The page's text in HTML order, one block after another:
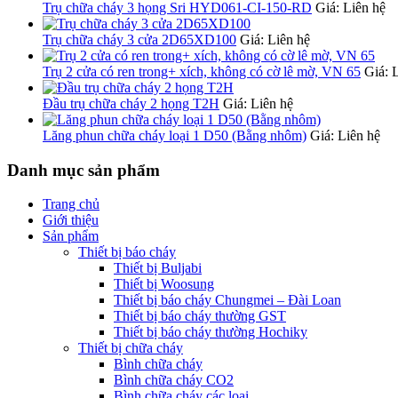
Trụ chữa cháy 3 họng Sri HYD061-CI-150-RD Giá: Liên hệ
Trụ chữa cháy 3 cửa 2D65XD100 Giá: Liên hệ
Trụ 2 cửa có ren trong+ xích, không có cờ lê mờ, VN 65 Giá:
Đầu trụ chữa cháy 2 họng T2H Giá: Liên hệ
Lăng phun chữa cháy loại 1 D50 (Bằng nhôm) Giá: Liên hệ
Danh mục sản phẩm
Trang chủ
Giới thiệu
Sản phẩm
Thiết bị báo cháy
Thiết bị Buljabi
Thiết bị Woosung
Thiết bị báo cháy Chungmei – Đài Loan
Thiết bị báo cháy thường GST
Thiết bị báo cháy thường Hochiky
Thiết bị chữa cháy
Bình chữa cháy
Bình chữa cháy CO2